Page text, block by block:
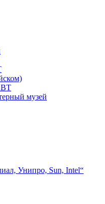
музей
Унипро, Sun, Intel“